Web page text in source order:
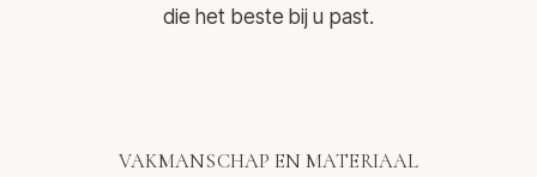
die het beste bij u past.
VAKMANSCHAP EN MATERIAAL